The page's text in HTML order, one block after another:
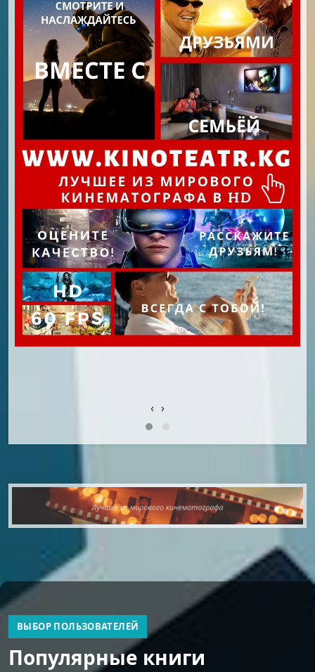
‹ ›
ВЫБОР ПОЛЬЗОВАТЕЛЕЙ
Популярные книги